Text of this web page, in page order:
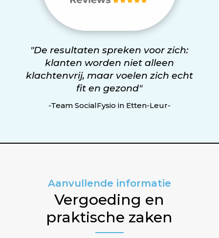
"De resultaten spreken voor zich:
klanten worden niet alleen
klachtenvrij, maar voelen zich echt
fit en gezond"
-Team SocialFysio in Etten-Leur-
Aanvullende informatie
Vergoeding en
praktische zaken